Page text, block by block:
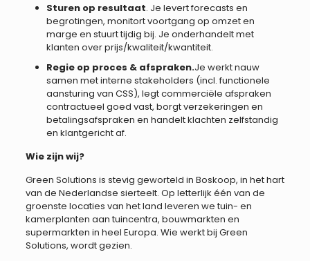
Sturen op resultaat. Je levert forecasts en
begrotingen, monitort voortgang op omzet en
marge en stuurt tijdig bij. Je onderhandelt met
klanten over prijs/kwaliteit/kwantiteit.
Regie op proces & afspraken.Je werkt nauw
samen met interne stakeholders (incl. functionele
aansturing van CSS), legt commerciële afspraken
contractueel goed vast, borgt verzekeringen en
betalingsafspraken en handelt klachten zelfstandig
en klantgericht af.
Wie zijn wij?
Green Solutions is stevig geworteld in Boskoop, in het hart
van de Nederlandse sierteelt. Op letterlijk één van de
groenste locaties van het land leveren we tuin- en
kamerplanten aan tuincentra, bouwmarkten en
supermarkten in heel Europa. Wie werkt bij Green
Solutions, wordt gezien.